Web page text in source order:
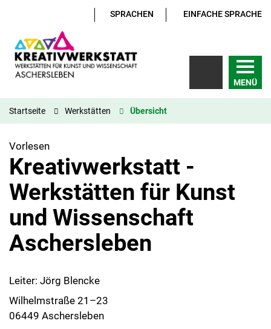
SPRACHEN EINFACHE SPRACHE
MENÜ
Startseite Werkstätten Übersicht
Vorlesen
Kreativwerkstatt -
Werkstätten für Kunst
und Wissenschaft
Aschersleben
Leiter: Jörg Blencke
Wilhelmstraße 21–23
06449 Aschersleben